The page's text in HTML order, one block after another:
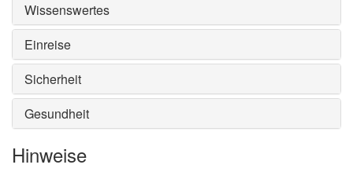
Wissenswertes
Einreise
Sicherheit
Gesundheit
Hinweise